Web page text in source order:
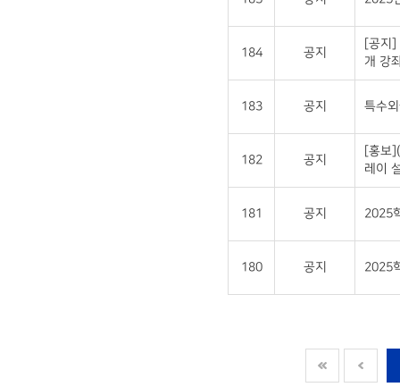
184 공지
[공지]
개 강
183 공지 특수
182 공지
[홍보
레이
181 공지 2025
180 공지 2025